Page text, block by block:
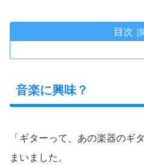
目次
音楽に興味？
「ギターって、あの楽器のギ
まいました。